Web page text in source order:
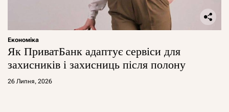
Економіка
Як ПриватБанк адаптує сервіси для
захисників і захисниць після полону
26 Липня, 2026